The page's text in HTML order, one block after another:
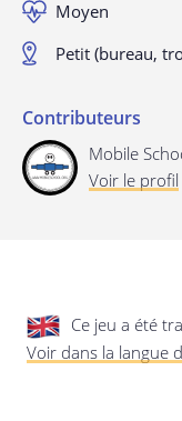
Moyen
Petit (bureau,
Contributeurs
Mobile
Voir le profil
Ce jeu a été
Voir dans la langue
Mise à
privée.